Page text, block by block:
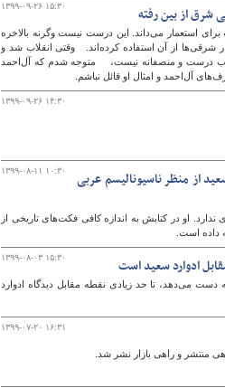
۱۳۹۹-۰۹-۲۶ ۱۵:۳۰ شرق از بین رفته
استعمار می‌داند. این درست نیست وگرنه بالاخره
شرقی‌ها از آن استفاده کرده‌اند. وقتی انقلاب شد و
درست و منصفانه نیست، متوجه شدم که آل‌احمد
آل‌احمد و امثال او قائل نباشم.
۱۳۹۹-۰۹-۲۶ ۱۴:۳۰
۱۳۹۹-۰۸-۱۱ ۱۰:۳۰
از منظر ناسیونالیسم عربی
او در کتابش به اندازه کافی فکت‌های تاریخی از
داده است.
۱۳۹۹-۰۸-۰۳ ۱۵:۳۰ ادوارد سعید است
می‌دهد، تا حد زیادی نقطه مقابل دیدگاه ادوارد
۱۳۹۹-۰۷-۲۰ ۱۶:۳۱
منتشر و راهی بازار نشر شد.